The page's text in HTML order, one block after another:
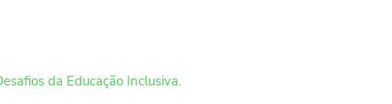
da Educação Inclusiva.